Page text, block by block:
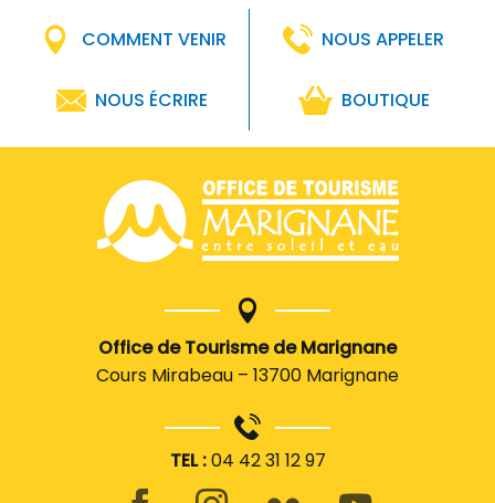
COMMENT VENIR NOUS APPELER
NOUS ÉCRIRE BOUTIQUE
Office de Tourisme de Marignane
Cours Mirabeau – 13700 Marignane
TEL :04 42 31 12 97